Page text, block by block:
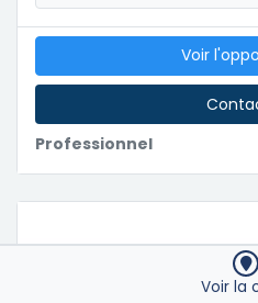
Professionnel
Voir
Voir la